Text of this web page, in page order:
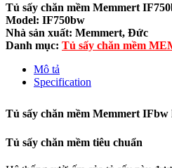
Tủ sấy chăn mềm Memmert
Model: IF750bw
Nhà sản xuất: Memmert, Đức
Danh mục: Tủ sấy chăn mềm
Mô tả
Specification
Tủ sấy chăn mềm Memmert
Tủ sấy chăn mềm tiêu chuẩn